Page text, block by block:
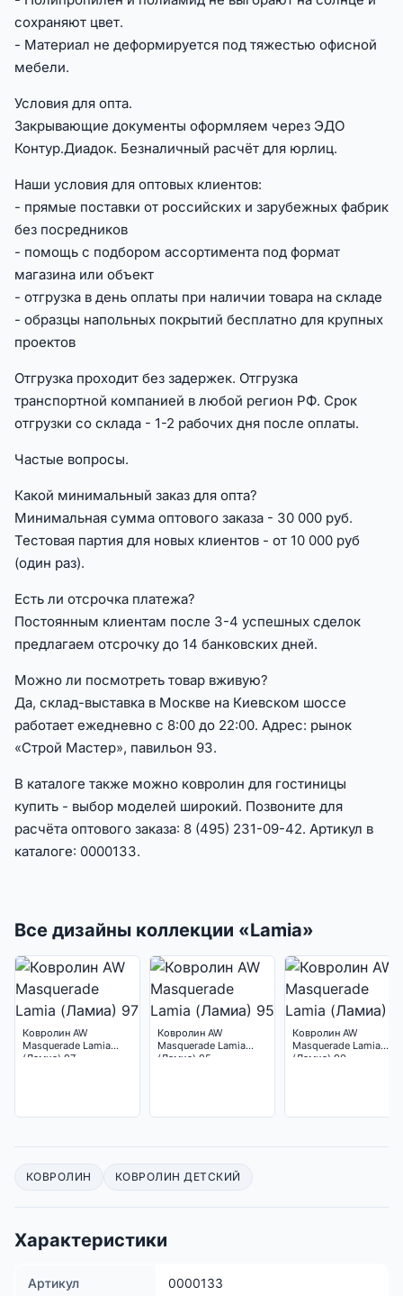
сохраняют цвет.
- Материал не деформируется под тяжестью офисной
мебели.
Условия для опта.
Закрывающие документы оформляем через ЭДО
Контур.Диадок. Безналичный расчёт для юрлиц.
Наши условия для оптовых клиентов:
- прямые поставки от российских и зарубежных фабрик
без посредников
- помощь с подбором ассортимента под формат
магазина или объект
- отгрузка в день оплаты при наличии товара на складе
- образцы напольных покрытий бесплатно для крупных
проектов
Отгрузка проходит без задержек. Отгрузка
транспортной компанией в любой регион РФ. Срок
отгрузки со склада - 1-2 рабочих дня после оплаты.
Частые вопросы.
Какой минимальный заказ для опта?
Минимальная сумма оптового заказа - 30 000 руб.
Тестовая партия для новых клиентов - от 10 000 руб
(один раз).
Есть ли отсрочка платежа?
Постоянным клиентам после 3-4 успешных сделок
предлагаем отсрочку до 14 банковских дней.
Можно ли посмотреть товар вживую?
Да, склад-выставка в Москве на Киевском шоссе
работает ежедневно с 8:00 до 22:00. Адрес: рынок
«Строй Мастер», павильон 93.
В каталоге также можно ковролин для гостиницы
купить - выбор моделей широкий. Позвоните для
расчёта оптового заказа: 8 (495) 231-09-42. Артикул в
каталоге: 0000133.
Все дизайны коллекции «Lamia»
Ковролин AW
Masquerade Lamia
(Ламиа) 97
Ковролин AW
Masquerade Lamia
(Ламиа) 95
Ковролин AW
Masquerade Lamia
(Ламиа) 90
КОВРОЛИН КОВРОЛИН ДЕТСКИЙ
Характеристики
Артикул 0000133